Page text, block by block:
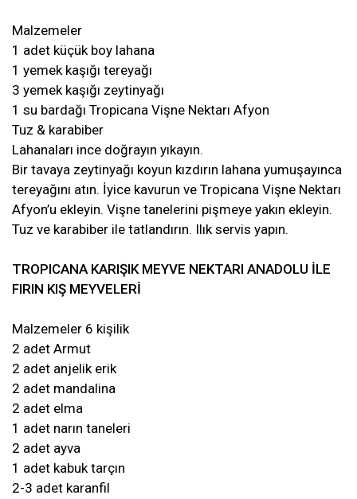
Malzemeler
1 adet küçük boy lahana
1 yemek kaşığı tereyağı
3 yemek kaşığı zeytinyağı
1 su bardağı Tropicana Vişne Nektarı Afyon
Tuz & karabiber
Lahanaları ince doğrayın yıkayın.
Bir tavaya zeytinyağı koyun kızdırın lahana yumuşayınca
tereyağını atın. İyice kavurun ve Tropicana Vişne Nektarı
Afyon’u ekleyin. Vişne tanelerini pişmeye yakın ekleyin.
Tuz ve karabiber ile tatlandırın. Ilık servis yapın.
TROPICANA KARIŞIK MEYVE NEKTARI ANADOLU İLE
FIRIN KIŞ MEYVELERİ
Malzemeler 6 kişilik
2 adet Armut
2 adet anjelik erik
2 adet mandalina
2 adet elma
1 adet narın taneleri
2 adet ayva
1 adet kabuk tarçın
2-3 adet karanfil